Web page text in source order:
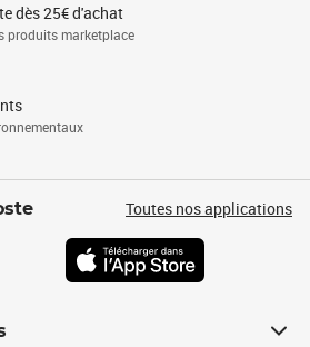
dès 25€ d'achat
produits marketplace
Toutes nos applications